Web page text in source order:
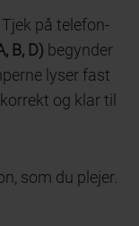
på telefon-
B, D) begynder
lyser fast
og klar til
som du plejer.